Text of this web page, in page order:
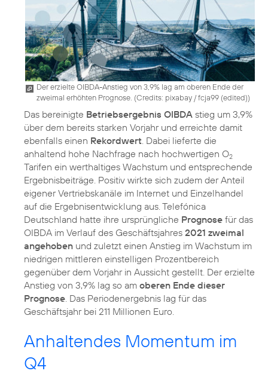
Der erzielte OIBDA-Anstieg von 3,9% lag am oberen Ende der
zweimal erhöhten Prognose. (Credits: pixabay / fcja99 (edited))
Das bereinigte Betriebsergebnis OIBDA stieg um 3,9%
über dem bereits starken Vorjahr und erreichte damit
ebenfalls einen Rekordwert. Dabei lieferte die
anhaltend hohe Nachfrage nach hochwertigen O2
Tarifen ein werthaltiges Wachstum und entsprechende
Ergebnisbeiträge. Positiv wirkte sich zudem der Anteil
eigener Vertriebskanäle im Internet und Einzelhandel
auf die Ergebnisentwicklung aus. Telefónica
Deutschland hatte ihre ursprüngliche Prognose für das
OIBDA im Verlauf des Geschäftsjahres 2021 zweimal
angehoben und zuletzt einen Anstieg im Wachstum im
niedrigen mittleren einstelligen Prozentbereich
gegenüber dem Vorjahr in Aussicht gestellt. Der erzielte
Anstieg von 3,9% lag so am oberen Ende dieser
Prognose. Das Periodenergebnis lag für das
Geschäftsjahr bei 211 Millionen Euro.
Anhaltendes Momentum im
Q4